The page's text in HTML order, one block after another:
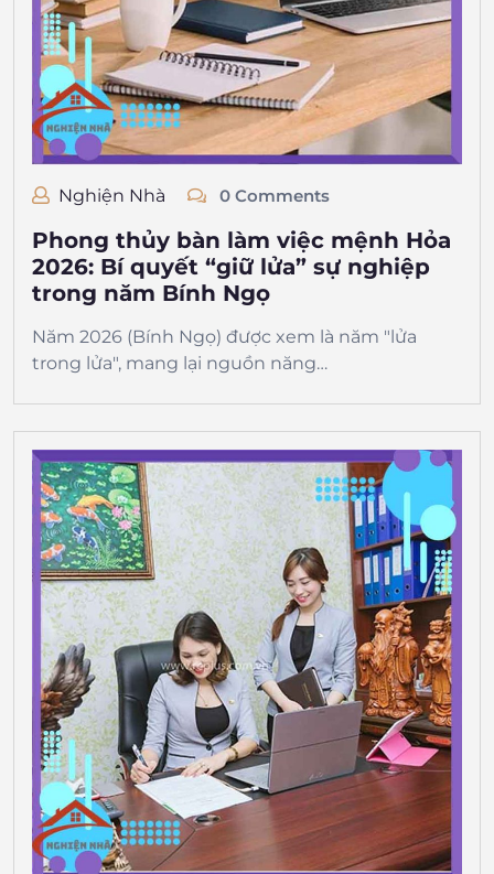
Nghiện Nhà 0 Comments
Phong thủy bàn làm việc mệnh Hỏa
2026: Bí quyết “giữ lửa” sự nghiệp
trong năm Bính Ngọ
Năm 2026 (Bính Ngọ) được xem là năm "lửa
trong lửa", mang lại nguồn năng…